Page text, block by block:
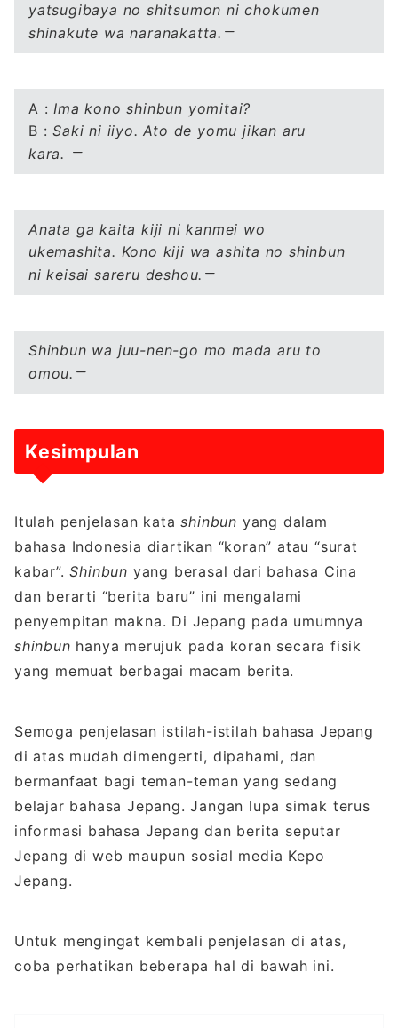
yatsugibaya no shitsumon ni chokumen
shinakute wa naranakatta.
A :Ima kono shinbun yomitai?
B :Saki ni iiyo. Ato de yomu jikan aru
kara.
Anata ga kaita kiji ni kanmei wo
ukemashita. Kono kiji wa ashita no shinbun
ni keisai sareru deshou.
Shinbun wa juu-nen-go mo mada aru to
omou.
Kesimpulan
Itulah penjelasan katashinbun yang dalam
bahasa Indonesia diartikan “koran” atau “surat
kabar”.Shinbun yang berasal dari bahasa Cina
dan berarti “berita baru” ini mengalami
penyempitan makna. Di Jepang pada umumnya
shinbun hanya merujuk pada koran secara fisik
yang memuat berbagai macam berita.
Semoga penjelasan istilah-istilah bahasa Jepang
di atas mudah dimengerti, dipahami, dan
bermanfaat bagi teman-teman yang sedang
belajar bahasa Jepang. Jangan lupa simak terus
informasi bahasa Jepang dan berita seputar
Jepang di web maupun sosial media Kepo
Jepang.
Untuk mengingat kembali penjelasan di atas,
coba perhatikan beberapa hal di bawah ini.